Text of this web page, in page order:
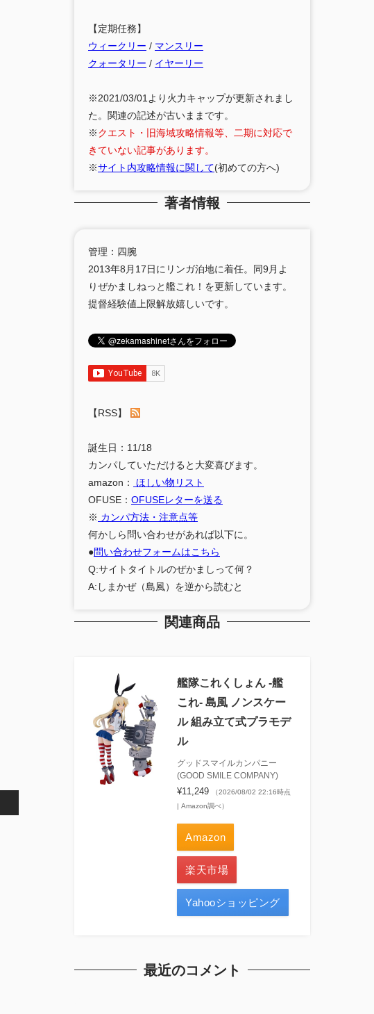
【定期任務】
ウィークリー / マンスリー
クォータリー / イヤーリー
※2021/03/01より火力キャップが更新されまし
た。関連の記述が古いままです。
※クエスト・旧海域攻略情報等、二期に対応で
きていない記事があります。
※サイト内攻略情報に関して(初めての方へ)
著者情報
管理：四腕
2013年8月17日にリンガ泊地に着任。同9月よ
りぜかましねっと艦これ！を更新しています。
提督経験値上限解放嬉しいです。
【RSS】
誕生日：11/18
カンパしていただけると大変喜びます。
amazon：
ほしい物リスト
OFUSE： OFUSEレターを送る
※ カンパ方法・注意点等
何かしら問い合わせがあれば以下に。
●問い合わせフォームはこちら
Q:サイトタイトルのぜかましって何？
A:しまかぜ（島風）を逆から読むと
関連商品
艦隊これくしょん ‐艦
これ‐ 島風 ノンスケー
ル 組み立て式プラモデ
ル
グッドスマイルカンパニー
(GOOD SMILE COMPANY)
¥11,249
（2026/08/02 22:16時点
| Amazon調べ）
Amazon
楽天市場
Yahooショッピング
最近のコメント